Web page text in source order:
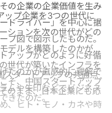
の企業の企業価値を生み
ドライバー」を中心に据
プ図で図示したものだ。
アップがどのように好循
たのかが直感的に理解で
ムや矢印などでビジネス
、ヒト・モノ・カネや時
ップ企業を3つの世代に
ションを次の世代がどの
デルを構築したのかが説
世代が築いたインフラを
そ、中国スタートアップ
きたのだ。
スタートアップの共通点
のまま、日本企業にも応